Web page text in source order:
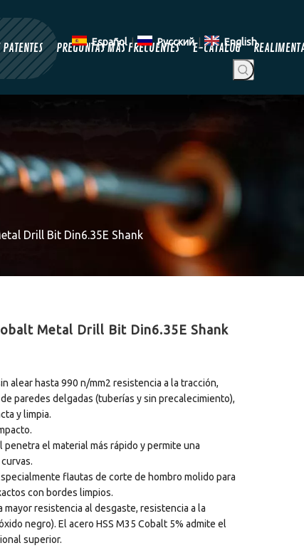
PREGUNTAS MÁS FRECUENTES E-CATALOG
Español | Pусский English
Drill Bit Din6.35E Shank
Metal Drill Bit Din6.35E Shank
alear hasta 990 n/mm2 resistencia a la tracción,
paredes delgadas (tuberías y sin precalecimiento),
y limpia.
el material más rápido y permite una
flautas de corte de hombro molido para
con bordes limpios.
resistencia al desgaste, resistencia a la
negro). El acero HSS M35 Cobalt 5% admite el
superior.